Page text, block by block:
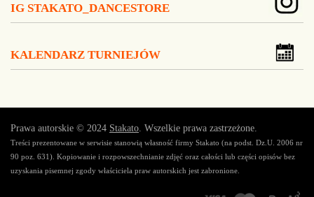
IG STAKATO_DANCESTORE
KALENDARZ TURNIEJÓW
Prawa autorskie © 2024 Stakato . Wszelkie prawa zastrzeżone.
Treści prezentowane w serwisie stanowią własność firmy Stakato (na podst. Dz.U. 2006 nr
90 poz. 631). Kopiowanie i rozpowszechnianie zdjęć oraz całości lub części opisów bez
uzyskania pisemnej zgody właściciela praw autorskich jest zabronione.